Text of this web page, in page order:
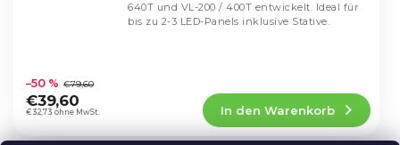
durchschnittliche
Produktbewertung
ist
€32,73 ohne MwSt.
–50 % €79,60
€39,60
In den Warenkorb
640T und VL-200 / 400T entwickelt. Ideal für
bis zu 2-3 LED-Panels inklusive Stative.